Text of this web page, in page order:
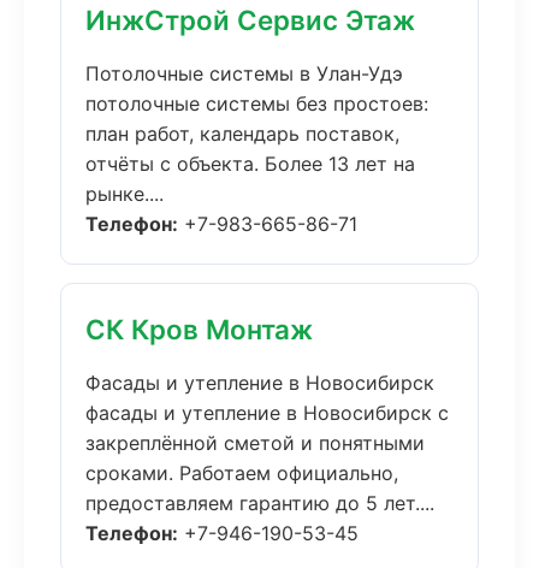
ИнжСтрой Сервис Этаж
Потолочные системы в Улан-Удэ
потолочные системы без простоев:
план работ, календарь поставок,
отчёты с объекта. Более 13 лет на
рынке....
Телефон: +7-983-665-86-71
СК Кров Монтаж
Фасады и утепление в Новосибирск
фасады и утепление в Новосибирск с
закреплённой сметой и понятными
сроками. Работаем официально,
предоставляем гарантию до 5 лет....
Телефон: +7-946-190-53-45